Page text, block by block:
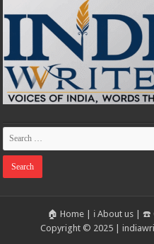
🏠 Home| ℹ️ About us| ☎️
Copyright © 2025 |